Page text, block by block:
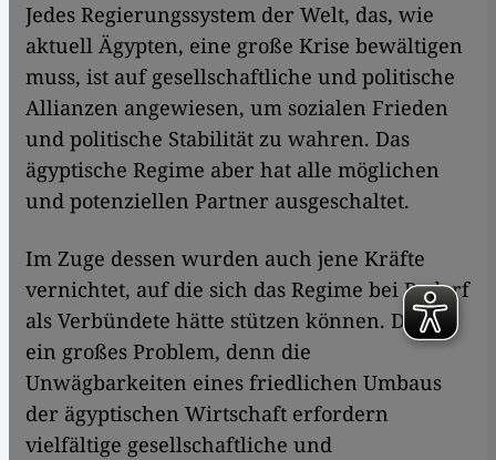
Jedes Regierungssystem der Welt, das, wie
aktuell Ägypten, eine große Krise bewältigen
muss, ist auf gesellschaftliche und politische
Allianzen angewiesen, um sozialen Frieden
und politische Stabilität zu wahren. Das
ägyptische Regime aber hat alle möglichen
und potenziellen Partner ausgeschaltet.
Im Zuge dessen wurden auch jene Kräfte
vernichtet, auf die sich das Regime bei Bedarf
als Verbündete hätte stützen können. Das ist
ein großes Problem, denn die
Unwägbarkeiten eines friedlichen Umbaus
der ägyptischen Wirtschaft erfordern
vielfältige gesellschaftliche und